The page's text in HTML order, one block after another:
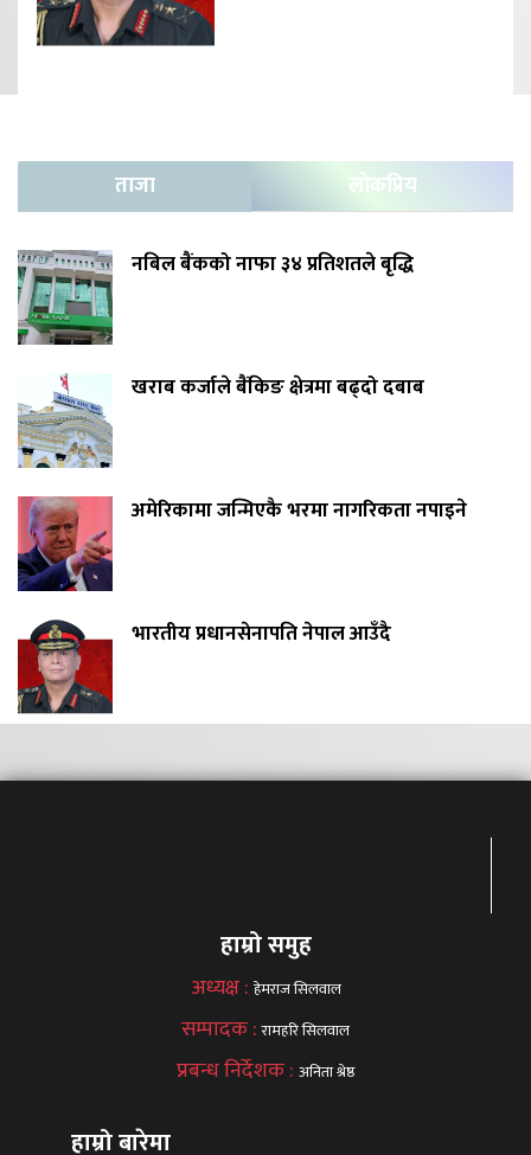
ताजा लोकप्रिय
नबिल बैंकको नाफा ३४ प्रतिशतले बृद्धि
खराब कर्जाले बैंकिङ क्षेत्रमा बढ्दो दबाब
अमेरिकामा जन्मिएकै भरमा नागरिकता नपाइने
भारतीय प्रधानसेनापति नेपाल आउँदै
हाम्रो समुह
अध्यक्ष : हेमराज सिलवाल
सम्पादक :रामहरि सिलवाल
प्रबन्ध निर्देशक : अनिता श्रेष्ठ
हाम्रो बारेमा